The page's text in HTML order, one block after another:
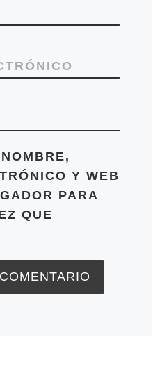
Y WEB
PARA
QUE